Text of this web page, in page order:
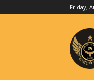
Friday,